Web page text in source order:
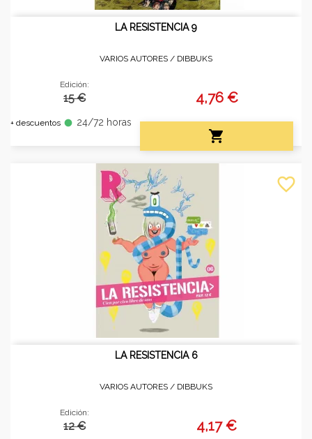
LA RESISTENCIA 9
VARIOS AUTORES / DIBBUKS
Edición:
15 €
+ descuentos fiber_manual_record 24/72 horas
4,76 €

LA RESISTENCIA 6
VARIOS AUTORES / DIBBUKS
Edición:
12 € 4,17 €
favorite_border